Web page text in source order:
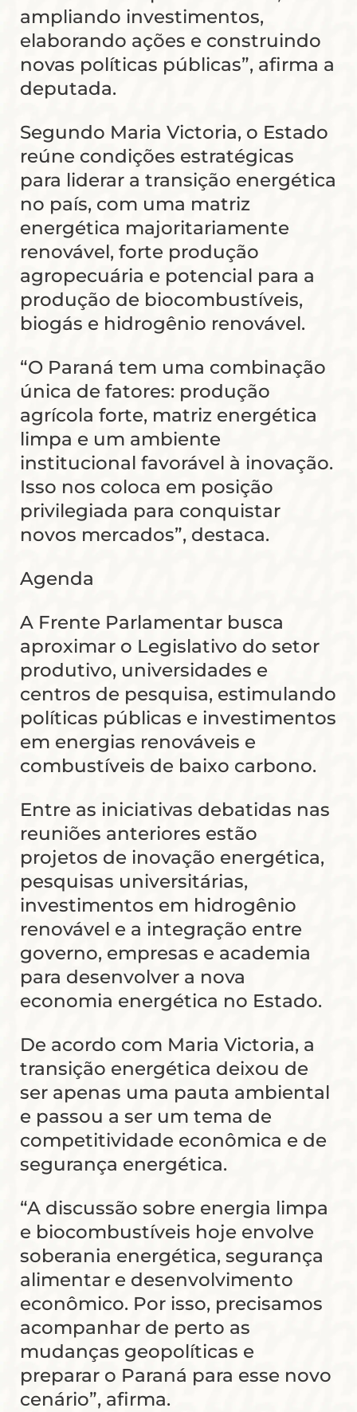
ampliando investimentos,
elaborando ações e construindo
novas políticas públicas”, afirma a
deputada.
Segundo Maria Victoria, o Estado
reúne condições estratégicas
para liderar a transição energética
no país, com uma matriz
energética majoritariamente
renovável, forte produção
agropecuária e potencial para a
produção de biocombustíveis,
biogás e hidrogênio renovável.
“O Paraná tem uma combinação
única de fatores: produção
agrícola forte, matriz energética
limpa e um ambiente
institucional favorável à inovação.
Isso nos coloca em posição
privilegiada para conquistar
novos mercados”, destaca.
Agenda
A Frente Parlamentar busca
aproximar o Legislativo do setor
produtivo, universidades e
centros de pesquisa, estimulando
políticas públicas e investimentos
em energias renováveis e
combustíveis de baixo carbono.
Entre as iniciativas debatidas nas
reuniões anteriores estão
projetos de inovação energética,
pesquisas universitárias,
investimentos em hidrogênio
renovável e a integração entre
governo, empresas e academia
para desenvolver a nova
economia energética no Estado.
De acordo com Maria Victoria, a
transição energética deixou de
ser apenas uma pauta ambiental
e passou a ser um tema de
competitividade econômica e de
segurança energética.
“A discussão sobre energia limpa
e biocombustíveis hoje envolve
soberania energética, segurança
alimentar e desenvolvimento
econômico. Por isso, precisamos
acompanhar de perto as
mudanças geopolíticas e
preparar o Paraná para esse novo
cenário”, afirma.